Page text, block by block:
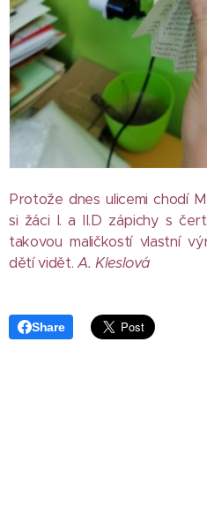
Protože dnes ulicemi chodí
si žáci I. a II.D zápichy s
takovou maličkostí vlastní
dětí vidět.A. Kleslová
Share